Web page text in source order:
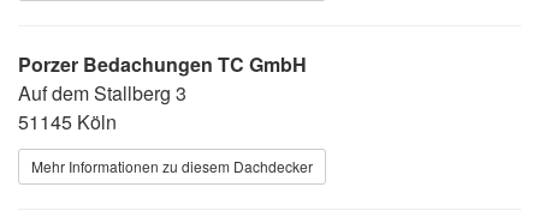
Porzer Bedachungen TC GmbH
Auf dem Stallberg 3
51145 Köln
Mehr Informationen zu diesem Dachdecker